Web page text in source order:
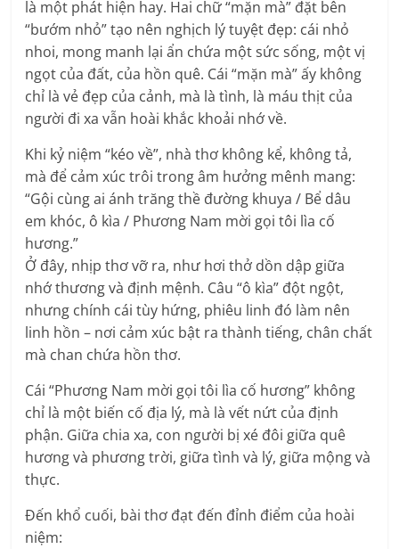
là một phát hiện hay. Hai chữ “mặn mà” đặt bên
“bướm nhỏ” tạo nên nghịch lý tuyệt đẹp: cái nhỏ
nhoi, mong manh lại ẩn chứa một sức sống, một vị
ngọt của đất, của hồn quê. Cái “mặn mà” ấy không
chỉ là vẻ đẹp của cảnh, mà là tình, là máu thịt của
người đi xa vẫn hoài khắc khoải nhớ về.
Khi kỷ niệm “kéo về”, nhà thơ không kể, không tả,
mà để cảm xúc trôi trong âm hưởng mênh mang:
“Gội cùng ai ánh trăng thề đường khuya / Bể dâu
em khóc, ô kìa / Phương Nam mời gọi tôi lìa cố
hương.”
Ở đây, nhịp thơ vỡ ra, như hơi thở dồn dập giữa
nhớ thương và định mệnh. Câu “ô kìa” đột ngột,
nhưng chính cái tùy hứng, phiêu linh đó làm nên
linh hồn – nơi cảm xúc bật ra thành tiếng, chân chất
mà chan chứa hồn thơ.
Cái “Phương Nam mời gọi tôi lìa cố hương” không
chỉ là một biến cố địa lý, mà là vết nứt của định
phận. Giữa chia xa, con người bị xé đôi giữa quê
hương và phương trời, giữa tình và lý, giữa mộng và
thực.
Đến khổ cuối, bài thơ đạt đến đỉnh điểm của hoài
niệm: